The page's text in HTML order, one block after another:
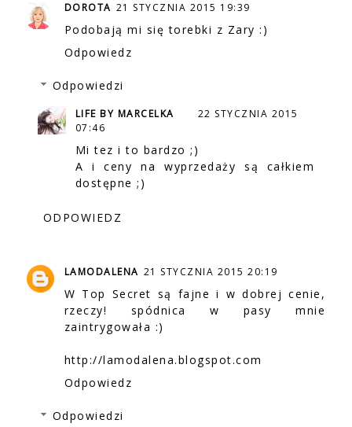
DOROTA 21 STYCZNIA 2015 19:39
Podobają mi się torebki z Zary :)
Odpowiedz
Odpowiedzi
LIFE BY MARCELKA
22 STYCZNIA 2015
07:46
Mi tez i to bardzo ;)
A i ceny na wyprzedaży są całkiem
dostępne ;)
ODPOWIEDZ
LAMODALENA 21 STYCZNIA 2015 20:19
W Top Secret są fajne i w dobrej cenie,
rzeczy! spódnica w pasy mnie
zaintrygowała :)
http://lamodalena.blogspot.com
Odpowiedz
Odpowiedzi